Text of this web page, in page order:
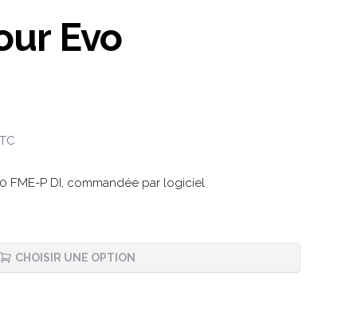
Evo
FME-P DI, commandée par logiciel
CHOISIR UNE OPTION